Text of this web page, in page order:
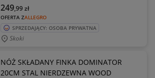
OFERTA ZALLEGRO
249,99zł
SPRZEDAJĄCY: OSOBA PRYWATNA
Skoki
NÓŻ SKŁADANY FINKA DOMINATOR
20CM STAL NIERDZEWNA WOOD